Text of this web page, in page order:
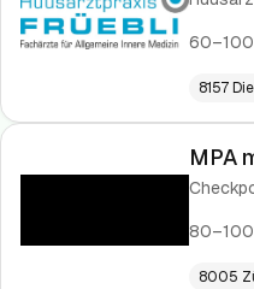
8157
MPA
8005